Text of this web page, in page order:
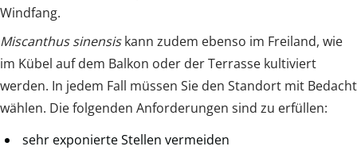
Windfang.
Miscanthus sinensiskann zudem ebenso im Freiland, wie
im Kübel auf dem Balkon oder der Terrasse kultiviert
werden. In jedem Fall müssen Sie den Standort mit Bedacht
wählen. Die folgenden Anforderungen sind zu erfüllen:
sehr exponierte Stellen vermeiden